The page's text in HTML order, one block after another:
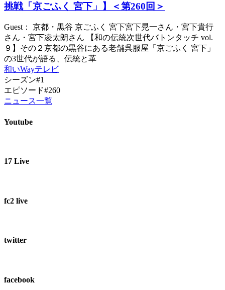
挑戦「京ごふく 宮下」】＜第260回＞
Guest： 京都・黒谷 京ごふく 宮下宮下晃一さん・宮下貴行
さん・宮下凌太朗さん 【和の伝統次世代バトンタッチ vol.
９】その２京都の黒谷にある老舗呉服屋「京ごふく 宮下」
の3世代が語る、伝統と革
和いWayテレビ
シーズン#1
エピソード#260
ニュース一覧
Youtube
17 Live
fc2 live
twitter
facebook